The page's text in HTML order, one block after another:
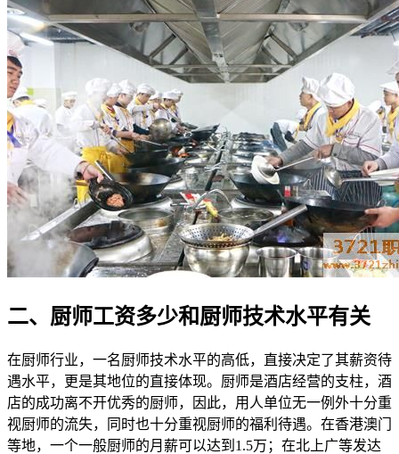
二、厨师工资多少和厨师技术水平有关
在厨师行业，一名厨师技术水平的高低，直接决定了其薪资待
遇水平，更是其地位的直接体现。厨师是酒店经营的支柱，酒
店的成功离不开优秀的厨师，因此，用人单位无一例外十分重
视厨师的流失，同时也十分重视厨师的福利待遇。在香港澳门
等地，一个一般厨师的月薪可以达到1.5万；在北上广等发达